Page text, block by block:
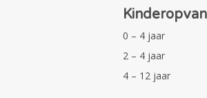
0 – 4 jaar
2 – 4 jaar
4 – 12 jaar